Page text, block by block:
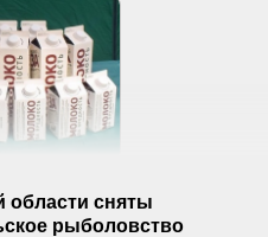
области сняты
рыболовство